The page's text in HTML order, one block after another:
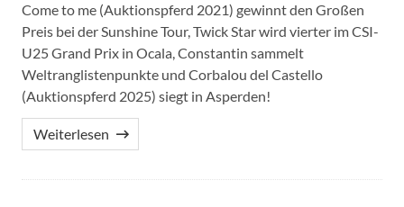
Come to me (Auktionspferd 2021) gewinnt den Großen
Preis bei der Sunshine Tour, Twick Star wird vierter im CSI-
U25 Grand Prix in Ocala, Constantin sammelt
Weltranglistenpunkte und Corbalou del Castello
(Auktionspferd 2025) siegt in Asperden!
Weiterlesen